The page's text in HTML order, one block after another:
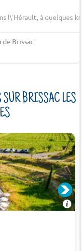
l\'Hérault, à quelques
de Brissac
SUR BRISSAC LES